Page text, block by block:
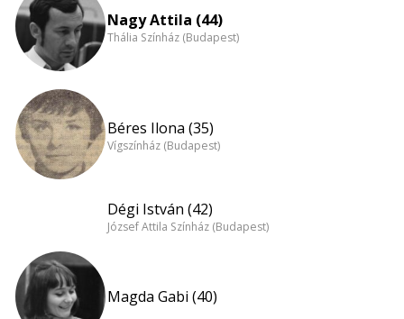
Nagy Attila (44)
Thália Színház (Budapest)
Béres Ilona (35)
Vígszínház (Budapest)
Dégi István (42)
József Attila Színház (Budapest)
Magda Gabi (40)